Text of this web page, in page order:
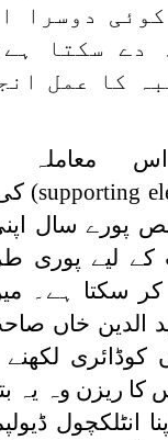
دوسرا
دے سکتا
کا عمل
معاملہ
(supporting
پورے سال
کے لیے پوری
سکتا ہے۔
الدین خاں
کوڈائری
کا ریزن وہ یہ
انٹلکچول